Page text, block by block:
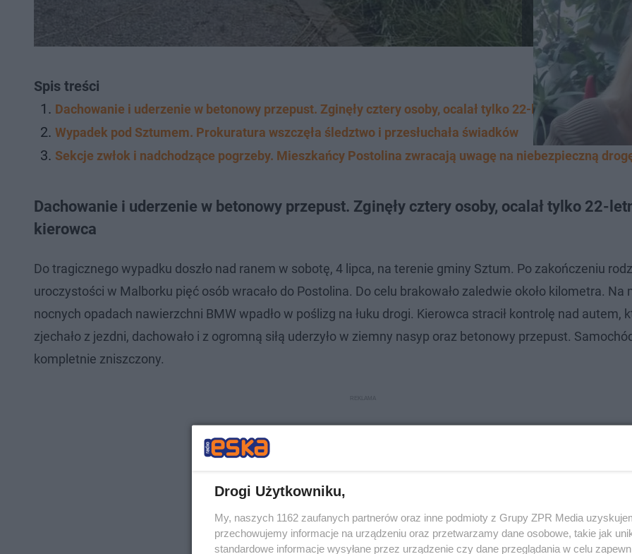
Spis treści
Dachowanie i uderzenie w betonowy przepust. Zginęły cztery osoby, ocalał tylko 22-letni kierowca
Wypadek pod Sztumem. Prokuratura wszczęła śledztwo i przesłuchała świadków
Sekcje zwłok i nadchodzące pogrzeby. Mieszkańcy Postolina zwracają uwagę na niebezpieczną
Dachowanie i uderzenie w betonowy przepust. Zginęły cztery osoby, ocalał tylko 22-
kierowca
Do tragicznego wypadku doszło nad ranem w sobotę, 4 lipca, na terenie gminy Sztum. Po zakończeniu
uroczystości w Malborku pięć osób wracało do Postolina. Do celu brakowało zaledwie około kilometra. Na
nocnych opadach nawierzchni BMW wpadło w poślizg na łuku drogi. Kierowca stracił kontrolę nad autem,
zjechało z jezdni, dachowało i z ogromną siłą uderzyło w ziemny nasyp oraz betonowy przepust.
kompletnie zniszczony.
Drogi Użytkowniku,
My, naszych 1162 zaufanych partnerów oraz inne podmioty z Grupy ZPR Media
przechowujemy informacje na urządzeniu oraz przetwarzamy dane osobowe, takie jak
standardowe informacje wysyłane przez urządzenie czy dane przeglądania w celu